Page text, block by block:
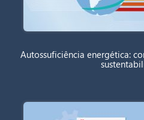
Autossuficiência energética: